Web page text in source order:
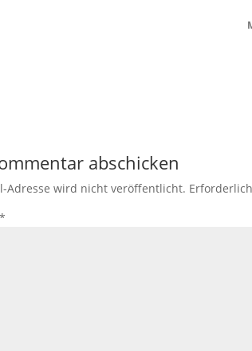
abschicken
Adresse wird nicht veröffentlicht.
*